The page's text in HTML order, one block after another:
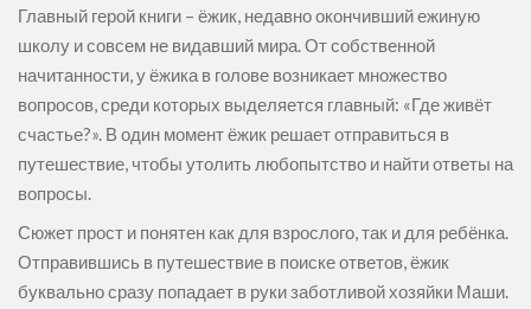
Главный герой книги – ёжик, недавно окончивший ежиную
школу и совсем не видавший мира. От собственной
начитанности, у ёжика в голове возникает множество
вопросов, среди которых выделяется главный: «Где живёт
счастье?». В один момент ёжик решает отправиться в
путешествие, чтобы утолить любопытство и найти ответы на
вопросы.
Сюжет прост и понятен как для взрослого, так и для ребёнка.
Отправившись в путешествие в поиске ответов, ёжик
буквально сразу попадает в руки заботливой хозяйки Маши.